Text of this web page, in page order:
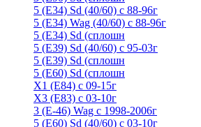
5 (E34) Sd (40/60) с 88-96г
5 (E34) Wag (40/60) с 88-96г
5 (E34) Sd (сплошн
5 (E39) Sd (40/60) с 95-03г
5 (E39) Sd (сплошн
5 (E60) Sd (сплошн
X1 (E84) с 09-15г
X3 (E83) с 03-10г
3 (Е-46) Wag с 1998-2006г
5 (E60) Sd (40/60) с 03-10г